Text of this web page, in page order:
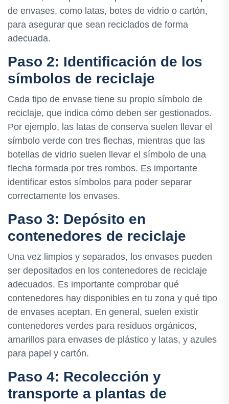
de envases, como latas, botes de vidrio o cartón,
para asegurar que sean reciclados de forma
adecuada.
Paso 2: Identificación de los
símbolos de reciclaje
Cada tipo de envase tiene su propio símbolo de
reciclaje, que indica cómo deben ser gestionados.
Por ejemplo, las latas de conserva suelen llevar el
símbolo verde con tres flechas, mientras que las
botellas de vidrio suelen llevar el símbolo de una
flecha formada por tres rombos. Es importante
identificar estos símbolos para poder separar
correctamente los envases.
Paso 3: Depósito en
contenedores de reciclaje
Una vez limpios y separados, los envases pueden
ser depositados en los contenedores de reciclaje
adecuados. Es importante comprobar qué
contenedores hay disponibles en tu zona y qué tipo
de envases aceptan. En general, suelen existir
contenedores verdes para residuos orgánicos,
amarillos para envases de plástico y latas, y azules
para papel y cartón.
Paso 4: Recolección y
transporte a plantas de